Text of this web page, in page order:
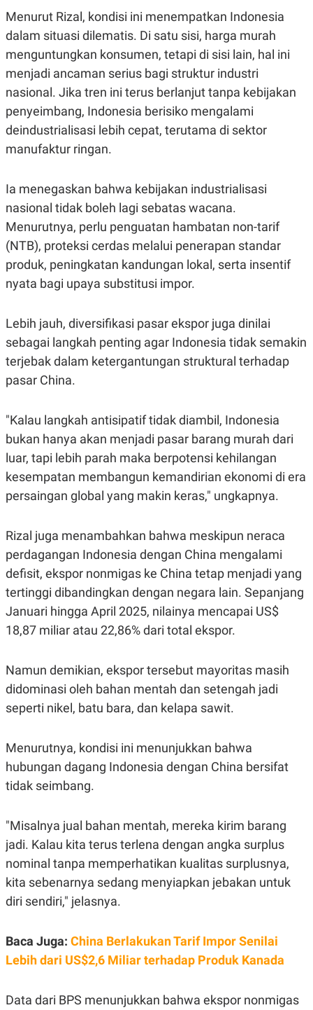
A
D
T
A
G
S
K
O
N
A
N
T
L
I
P
U
S
JARINGAN
O
N
T
A
N
A
D
E
M
R
E
S
S
L
E
A
S
E
I
L
A
N
G
G
N
A
N
T
K
I
N
E
R
A
E
M
E
E
P
A
P
R
A
D
V
E
T
I
N
G
K
G
E
D
I
A
.
SITEMAP PROFILETERM
OF
USE
PEDOMAN
PEMBERITAAN
PRIVACY
Menurut Rizal, kondisi ini menempatkan Indonesia
dalam situasi dilematis. Di satu sisi, harga murah
menguntungkan konsumen, tetapi di sisi lain, hal ini
menjadi ancaman serius bagi struktur industri
nasional. Jika tren ini terus berlanjut tanpa kebijakan
penyeimbang, Indonesia berisiko mengalami
deindustrialisasi lebih cepat, terutama di sektor
manufaktur ringan.
Ia menegaskan bahwa kebijakan industrialisasi
nasional tidak boleh lagi sebatas wacana.
Menurutnya, perlu penguatan hambatan non-tarif
(NTB), proteksi cerdas melalui penerapan standar
produk, peningkatan kandungan lokal, serta insentif
nyata bagi upaya substitusi impor.
Lebih jauh, diversifikasi pasar ekspor juga dinilai
sebagai langkah penting agar Indonesia tidak semakin
terjebak dalam ketergantungan struktural terhadap
pasar China.
"Kalau langkah antisipatif tidak diambil, Indonesia
bukan hanya akan menjadi pasar barang murah dari
luar, tapi lebih parah maka berpotensi kehilangan
kesempatan membangun kemandirian ekonomi di era
persaingan global yang makin keras," ungkapnya.
Rizal juga menambahkan bahwa meskipun neraca
perdagangan Indonesia dengan China mengalami
defisit, ekspor nonmigas ke China tetap menjadi yang
tertinggi dibandingkan dengan negara lain. Sepanjang
Januari hingga April 2025, nilainya mencapai US$
18,87 miliar atau 22,86% dari total ekspor.
Namun demikian, ekspor tersebut mayoritas masih
didominasi oleh bahan mentah dan setengah jadi
seperti nikel, batu bara, dan kelapa sawit.
Menurutnya, kondisi ini menunjukkan bahwa
hubungan dagang Indonesia dengan China bersifat
tidak seimbang.
"Misalnya jual bahan mentah, mereka kirim barang
jadi. Kalau kita terus terlena dengan angka surplus
nominal tanpa memperhatikan kualitas surplusnya,
kita sebenarnya sedang menyiapkan jebakan untuk
diri sendiri," jelasnya.
Baca Juga: China Berlakukan Tarif Impor Senilai
Lebih dari US$2,6 Miliar terhadap Produk Kanada
Data dari BPS menunjukkan bahwa ekspor nonmigas